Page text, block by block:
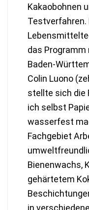
Kakaobohnen
Testverfahren.
das
Baden-
Colin Luono
stellte sich die
ich selbst
wasserfest
Fachgebiet
Bienenwachs,
gehärtetem
in